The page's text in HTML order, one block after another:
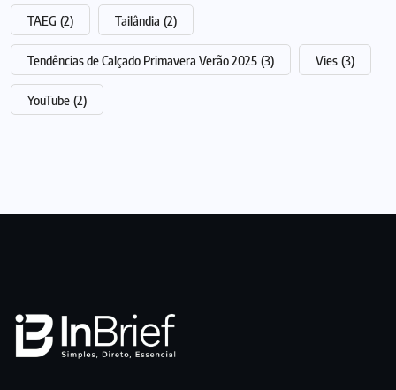
TAEG (2) Tailândia (2)
Tendências de Calçado Primavera Verão 2025 (3) Vies (3)
YouTube (2)